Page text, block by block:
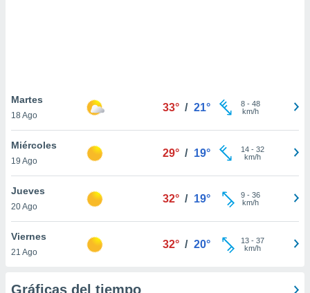
similares
como
sitio
de
traten tus
en
interés
su
Martes
18 Ago
33° / 21° 8- 48
km/h
Miércoles
19 Ago
29° / 19° 14- 32
km/h
Jueves
20 Ago
32° / 19° 9- 36
km/h
Viernes
21 Ago
32° / 20° 13- 37
km/h
Gráficas del tiempo